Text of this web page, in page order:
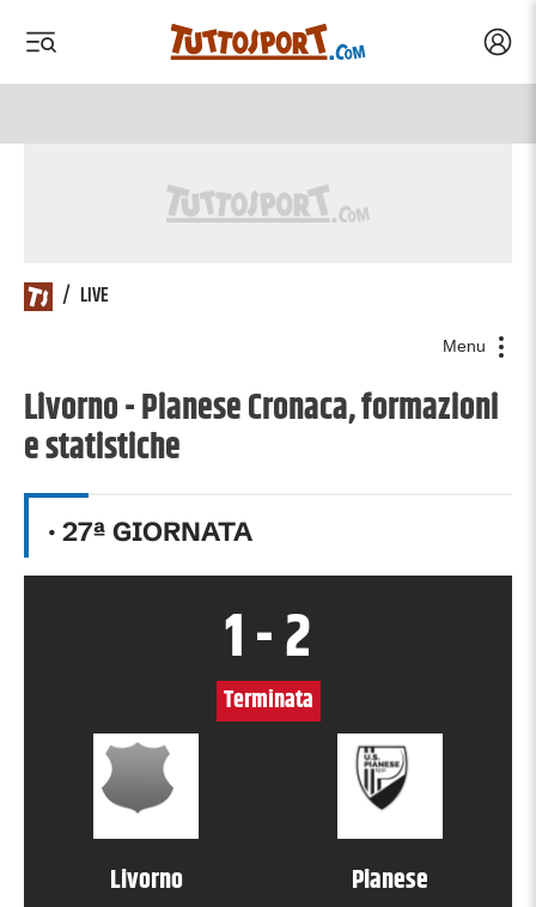
/ LIVE
Menu
Livorno - Pianese Cronaca, formazioni
e statistiche
· 27ª GIORNATA
Livorno Pianese
1-2
Terminata